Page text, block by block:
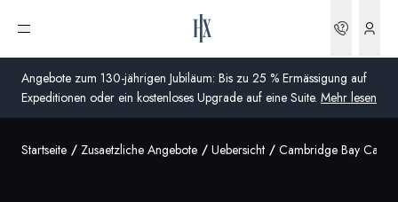
Angebote zum 130-jährigen Jubiläum: Bis zu 25 % Ermässigung auf
Expeditionen oder ein kostenloses Upgrade auf eine Suite. Mehr lesen
Menü öffnen
Global
Startseite Zusaetzliche Angebote Uebersicht Cambridge Bay